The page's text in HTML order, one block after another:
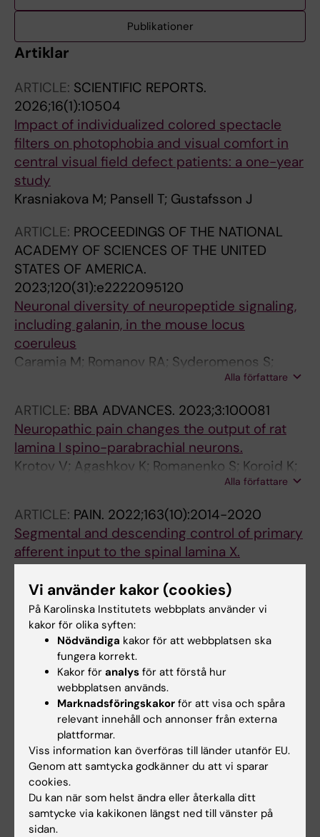
Publikationer
Artiklar
ARTICLE: SCIENTIFIC REPORTS.
2026;16(1):10504
Impact of individualized colored spectacle
filters on photophobia and visual comfort in
central visual field defect patients: a one-year
study
Krasniakova M; Pansell T; Gustafsson J
ARTICLE: PROCEEDINGS OF THE NATIONAL
ACADEMY OF SCIENCES OF THE UNITED
STATES OF AMERICA.
2023;120(31):e2222095120
Neuronal diversity of neuropeptide signaling,
including galanin, in the mouse locus
coeruleus
Caramia M; Romanov RA; Syderomenos S;
Hevesi Z; Zhao M; Krasniakova M; Xu Z-QD;
Alla författare
ARTICLE: BBA ADVANCES. 2023;3:100081
Neuropathic pain changes the output of rat
lamina I spino-parabrachial neurons.
Krotov V; Agashkov K; Romanenko S; Koroid K;
Krasniakova M; Belan P; Voitenko NAlla författare
ARTICLE: PAIN. 2022;163(10):2014-2020
Segmental and descending control of primary
afferent input to the spinal lamina X.
BV; Belan P; Voitenko N
Alla författare
ARTICLE: SCIENTIFIC REPORTS. 2019;9(1):19231
Distinct mechanisms of signal processing by
lamina I spino-parabrachial neurons.
Agashkov K; Krotov V; Krasniakova M;
Shevchuk D; Andrianov Y; Zabenko Y; Safronov
BV; Voitenko N; Belan P
Forskningsområden:
Neurovetenskaper
Oftalmologi
Är du Margarita Krasniakova?
Redigera din profil
Vi använder kakor (cookies)
På Karolinska Institutets webbplats använder vi
kakor för olika syften:
Nödvändiga kakor för att webbplatsen ska
fungera korrekt.
Kakor för analys för att förstå hur
webbplatsen används.
Marknadsföringskakor för att visa och spåra
relevant innehåll och annonser från externa
plattformar.
Viss information kan överföras till länder utanför EU.
Genom att samtycka godkänner du att vi sparar
cookies.
Du kan när som helst ändra eller återkalla ditt
samtycke via kakikonen längst ned till vänster på
sidan.